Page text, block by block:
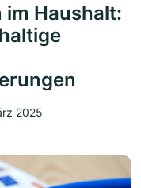
im Haushalt:
2025